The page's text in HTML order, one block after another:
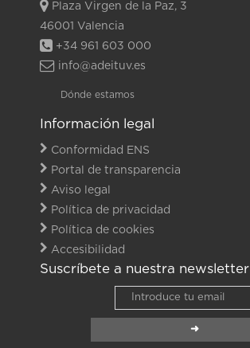
Plaza Virgen de la Paz, 3
46001 Valencia
+34 961 603 000
info@adeituv.es
Dónde estamos
Información legal
Conformidad ENS
Portal de transparencia
Aviso legal
Política de privacidad
Política de cookies
Accesibilidad
Suscríbete a nuestra newsletter